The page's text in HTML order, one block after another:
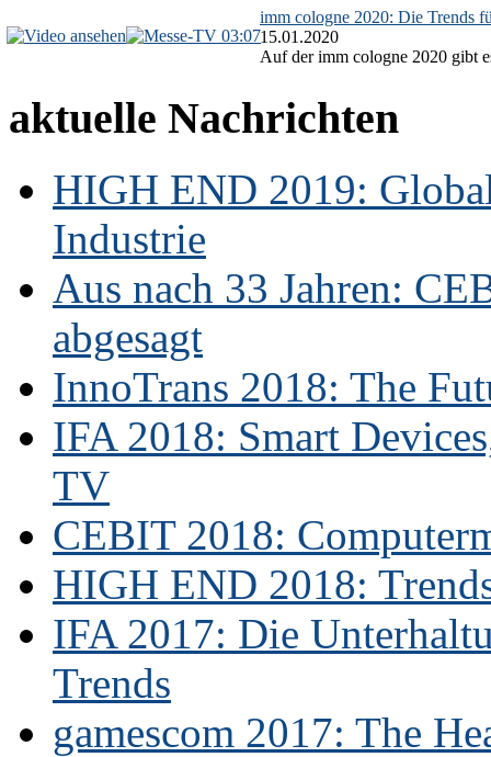
03:07
imm cologne 2020: Die Trends
15.01.2020
Auf der imm cologne 2020 gibt
aktuelle Nachrichten
HIGH END 2019:
Industrie
Aus nach 33 Jahren:
abgesagt
InnoTrans 2018: The
IFA 2018: Smart
TV
CEBIT 2018:
HIGH END 2018:
IFA 2017: Die
Trends
gamescom 2017: The